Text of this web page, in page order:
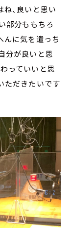
、良いと思い
部分ももちろ
んに気を遣っち
分が良いと思
っていいと思
ただきたいです